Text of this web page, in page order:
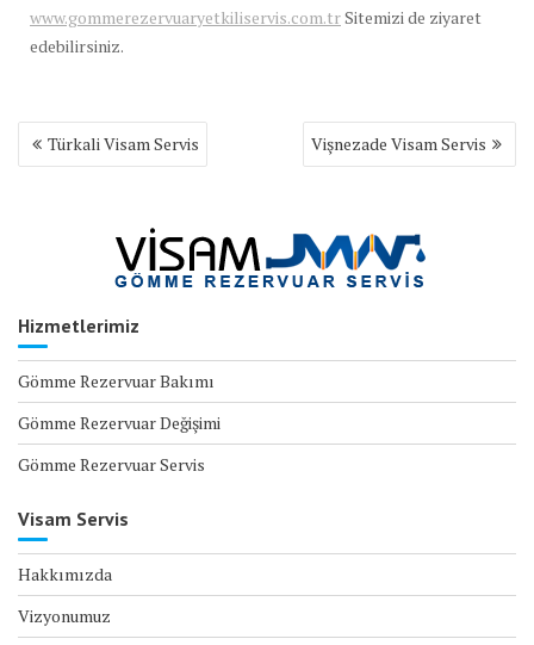
www.gommerezervuaryetkiliservis.com.trSitemizi de ziyaret
edebilirsiniz.
Yazı
gezinmesi
Türkali Visam Servis Vişnezade Visam Servis
Hizmetlerimiz
Gömme Rezervuar Bakımı
Gömme Rezervuar Değişimi
Gömme Rezervuar Servis
Visam Servis
Hakkımızda
Vizyonumuz